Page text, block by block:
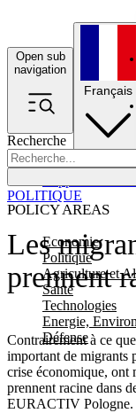
Open sub
navigation
Recherche
POLICY AREAS
Economie
Politique
Agriculture et
Santé
Technologies
Energie,
Défense
Français
Les
prennent
Contrairement à ce
important de migrants
crise économique, ont
prennent racine dans
EURACTIV Pologne.
POLITIQUE